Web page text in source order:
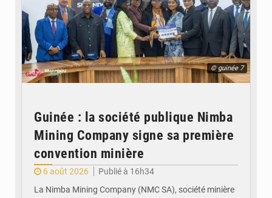
© guinée 7
Guinée : la société publique Nimba
Mining Company signe sa première
convention minière
6 août 2026
Publié à 16h34
La Nimba Mining Company (NMC SA), société minière